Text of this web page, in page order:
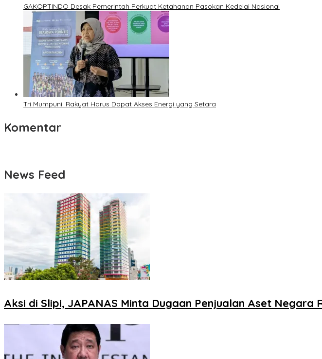
GAKOPTINDO Desak Pemerintah Perkuat Ketahanan Pasokan Kedelai Nasional
Tri Mumpuni: Rakyat Harus Dapat Akses Energi yang Setara
Komentar
News Feed
Aksi di Slipi, JAPANAS Minta Dugaan Penjualan Aset Negara